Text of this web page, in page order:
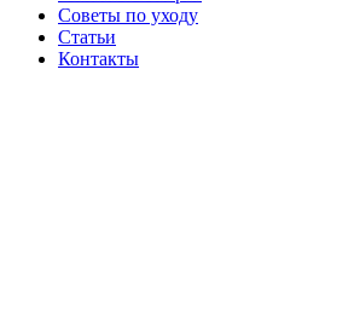
Советы по уходу
Статьи
Контакты